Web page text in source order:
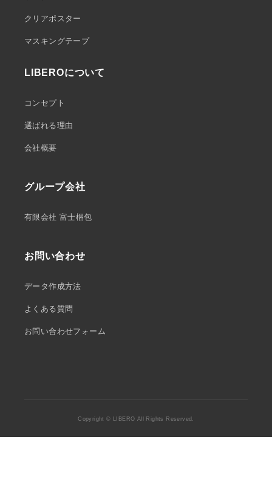
クリアポスター
マスキングテープ
LIBEROについて
コンセプト
選ばれる理由
会社概要
グループ会社
有限会社 富士梱包
お問い合わせ
データ作成方法
よくある質問
お問い合わせフォーム
Copyright © LIBERO All Rights Reserved.